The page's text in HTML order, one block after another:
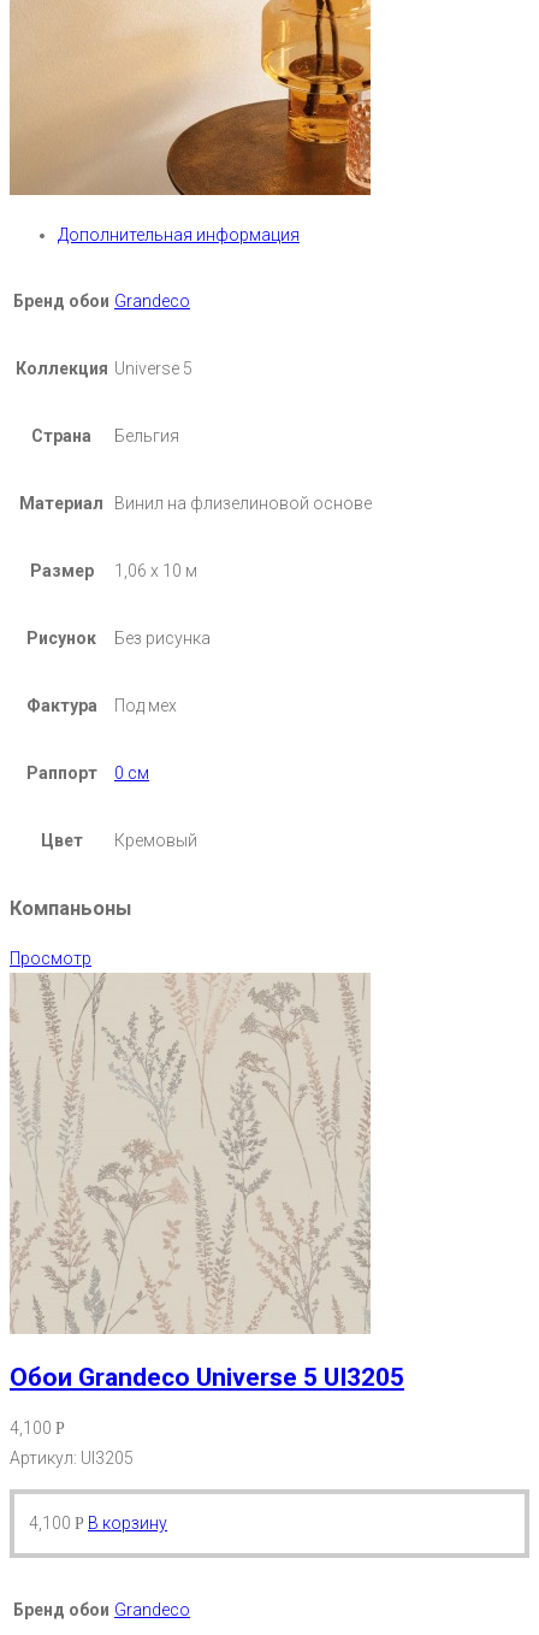
Дополнительная информация
Бренд обои Grandeco
Коллекция Universe 5
Страна Бельгия
Материал Винил на флизелиновой основе
Размер 1,06 х 10 м
Рисунок Без рисунка
Фактура Под мех
Раппорт 0 см
Цвет Кремовый
Компаньоны
Просмотр
Обои Grandeco Universe 5 UI3205
4,100 Р
Артикул: UI3205
4,100 Р В корзину
Бренд обои Grandeco